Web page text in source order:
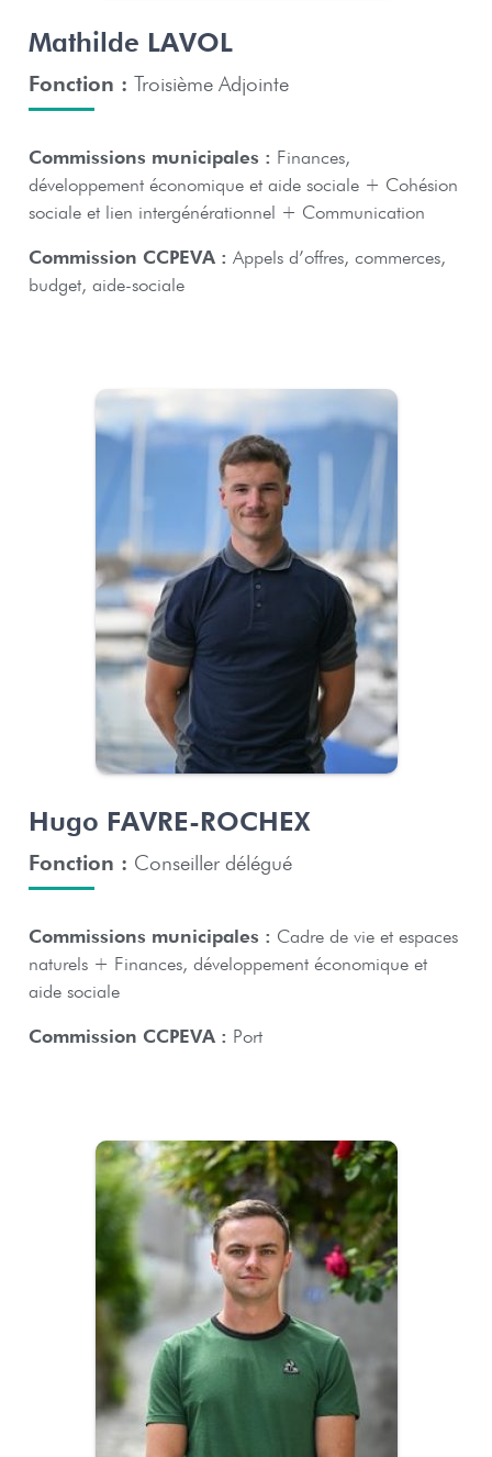
Mathilde LAVOL
Fonction : Troisième Adjointe
Commissions municipales : Finances,
développement économique et aide sociale + Cohésion
sociale et lien intergénérationnel + Communication
Commission CCPEVA : Appels d’offres, commerces,
budget, aide-sociale
Hugo FAVRE-ROCHEX
Fonction : Conseiller délégué
Commissions municipales : Cadre de vie et espaces
naturels + Finances, développement économique et
aide sociale
Commission CCPEVA : Port